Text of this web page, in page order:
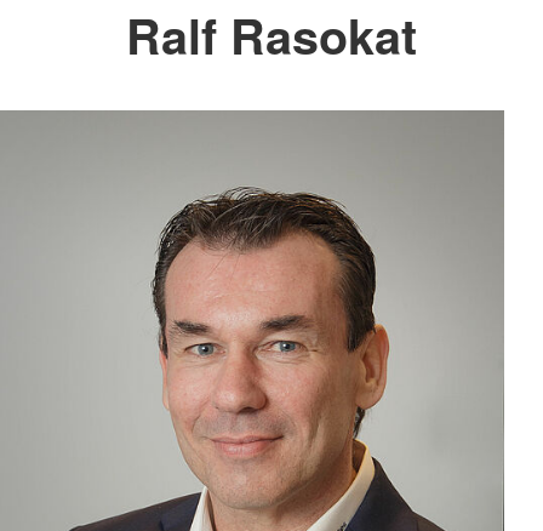
Ralf Rasokat